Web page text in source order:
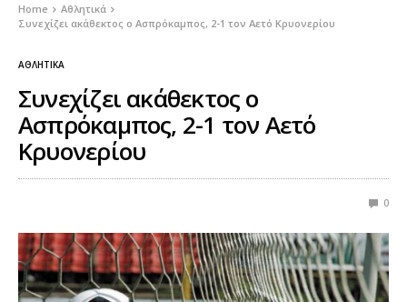
Home
Αθλητικά
Συνεχίζει ακάθεκτος ο Ασπρόκαμπος, 2-1 τον Αετό Κρυονερίου
ΑΘΛΗΤΙΚΆ
Συνεχίζει ακάθεκτος ο
Ασπρόκαμπος, 2-1 τον Αετό
Κρυονερίου
0